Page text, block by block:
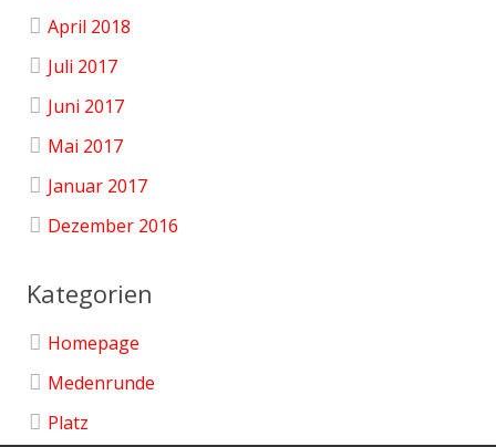
April 2018
Juli 2017
Juni 2017
Mai 2017
Januar 2017
Dezember 2016
Kategorien
Homepage
Medenrunde
Platz